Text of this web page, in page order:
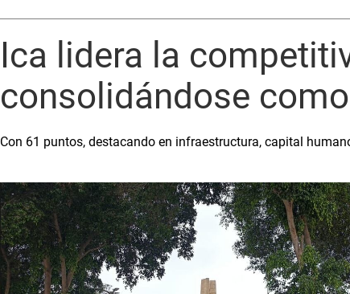
Ica lidera la
consolidándose
Con 61 puntos, destacando en infraestructura, capital